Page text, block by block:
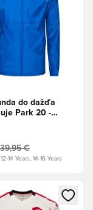
do dažďa
Park 20 -
39,95 €
14 Years, 14-16 Years
ako člen
na prihlásenie